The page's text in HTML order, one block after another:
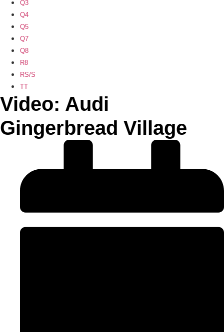
Q3
Q4
Q5
Q7
Q8
R8
RS/S
TT
Video: Audi
Gingerbread Village